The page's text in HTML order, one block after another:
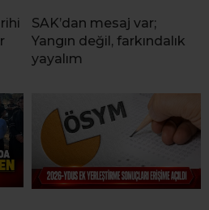
SAK’dan mesaj var;
Yangın değil, farkındalık
yayalım